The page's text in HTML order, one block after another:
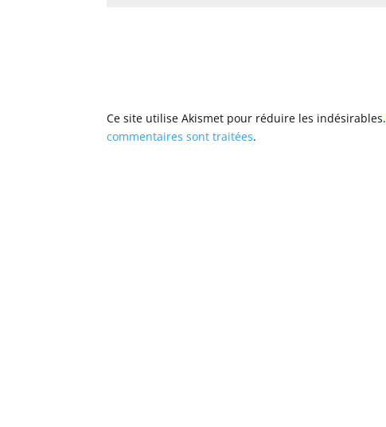
Ce site utilise Akismet pour réduire les indésirables.
commentaires sont traitées.